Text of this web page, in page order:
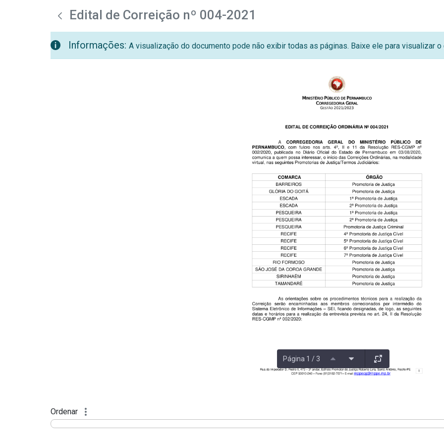
Pular para o Conteúdo principal
teste descricaoEdital de Correição nº 004-2021
Informações: A visualização do documento pode não exibir todas as páginas. Baixe ele para visualizar
Página 1 / 3
Ordenar